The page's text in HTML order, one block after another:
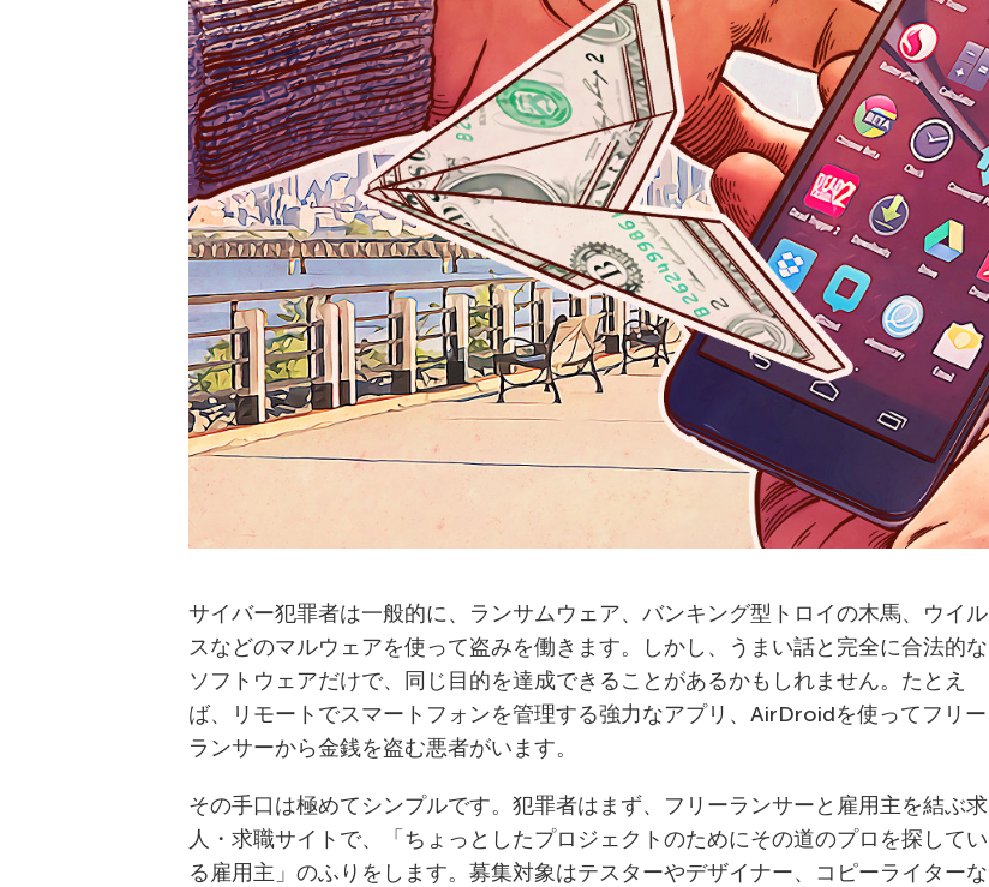
サイバー犯罪者は一般的に、ランサムウェア、バンキング型トロイの木馬、ウイル
スなどのマルウェアを使って盗みを働きます。しかし、うまい話と完全に合法的な
ソフトウェアだけで、同じ目的を達成できることがあるかもしれません。たとえ
ば、リモートでスマートフォンを管理する強力なアプリ、AirDroidを使ってフリー
ランサーから金銭を盗む悪者がいます。
その手口は極めてシンプルです。犯罪者はまず、フリーランサーと雇用主を結ぶ求
人・求職サイトで、「ちょっとしたプロジェクトのためにその道のプロを探してい
る雇用主」のふりをします。募集対象はテスターやデザイナー、コピーライターな